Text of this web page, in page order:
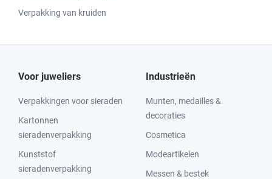
Verpakking van kruiden
Voor juweliers
Verpakkingen voor sieraden
Kartonnen
sieradenverpakking
Kunststof
sieradenverpakking
Industrieën
Munten, medailles &
decoraties
Cosmetica
Modeartikelen
Messen & bestek